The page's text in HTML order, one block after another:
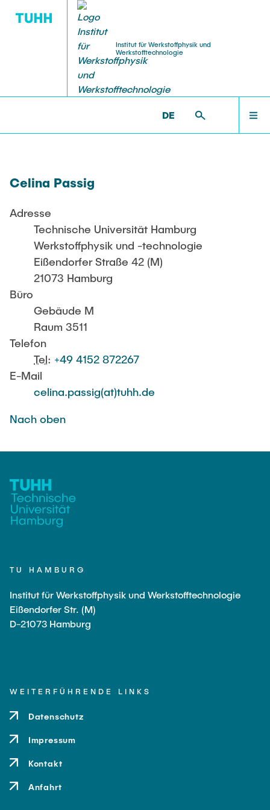
Institut für Werkstoffphysik und
Werkstofftechnologie
DE
STARTSEITE FORSCHUNG
Projekte aktuell
LEHRE
LEHRE
Lehre aktuell
MITARBEITENDE
MITARBEITENDE
Leitung
Professor/innen
Weissmüller, Jörg
Huber, Norbert
Oberingenieur
Günther, Robert
Teamassistentin
Alfort-Springer, Haide
Wissenschaftlich Mitarbeitende
Sihou, Cao
Bossert, Marine
Fischer, Tim
Huang, Yizhou
Jambagi, Mahendra Bhimappa
Passig, Celina
Zhang, Ying
Technisch Mitarbeitende
Bauer, Irene
Petersen, Nina
PUBLIKATIONEN
Zeitschriftenartikel
JOBS
WP >MITARBEITENDE >WISSENSCHAFTLICH
PASSIG, CELINA
Celina Passig
Adresse
Technische Universität Hamburg
Werkstoffphysik und -technologie
Eißendorfer Straße 42 (M)
21073 Hamburg
Büro
Gebäude M
Raum 3511
Telefon
Tel: +49 4152 872267
E-Mail
celina.passig(at)tuhh.de
Nach oben
TU HAMBURG
Institut für Werkstoffphysik und Werkstofftechnologie
Eißendorfer Str. (M)
D-21073 Hamburg
WEITERFÜHRENDE LINKS
Datenschutz
Impressum
Kontakt
Anfahrt